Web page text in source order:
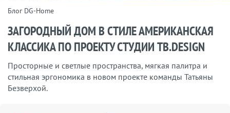
Блог DG-Home
ЗАГОРОДНЫЙ ДОМ В СТИЛЕ АМЕРИКАНСКАЯ
КЛАССИКА ПО ПРОЕКТУ СТУДИИ TB.DESIGN
Просторные и светлые пространства, мягкая палитра и
стильная эргономика в новом проекте команды Татьяны
Безверхой.